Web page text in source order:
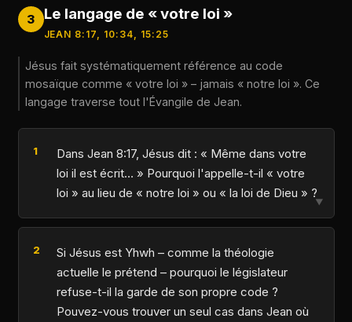
3 Le langage de « votre loi »
JEAN 8:17, 10:34, 15:25
Jésus fait systématiquement référence au code
mosaïque comme « votre loi » – jamais « notre loi ». Ce
langage traverse tout l'Évangile de Jean.
Dans Jean 8:17, Jésus dit : « Même dans votre
loi il est écrit… » Pourquoi l'appelle-t-il « votre
loi » au lieu de « notre loi » ou « la loi de Dieu » ?
▼
Si Jésus est Yhwh – comme la théologie
actuelle le prétend – pourquoi le législateur
refuse-t-il la garde de son propre code ?
Pouvez-vous trouver un seul cas dans Jean où